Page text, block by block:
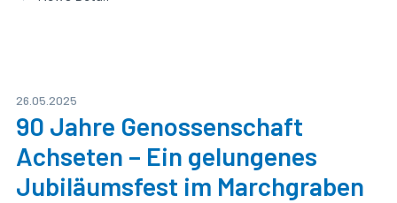
26.05.2025
90 Jahre Genossenschaft
Achseten – Ein gelungenes
Jubiläumsfest im Marchgraben